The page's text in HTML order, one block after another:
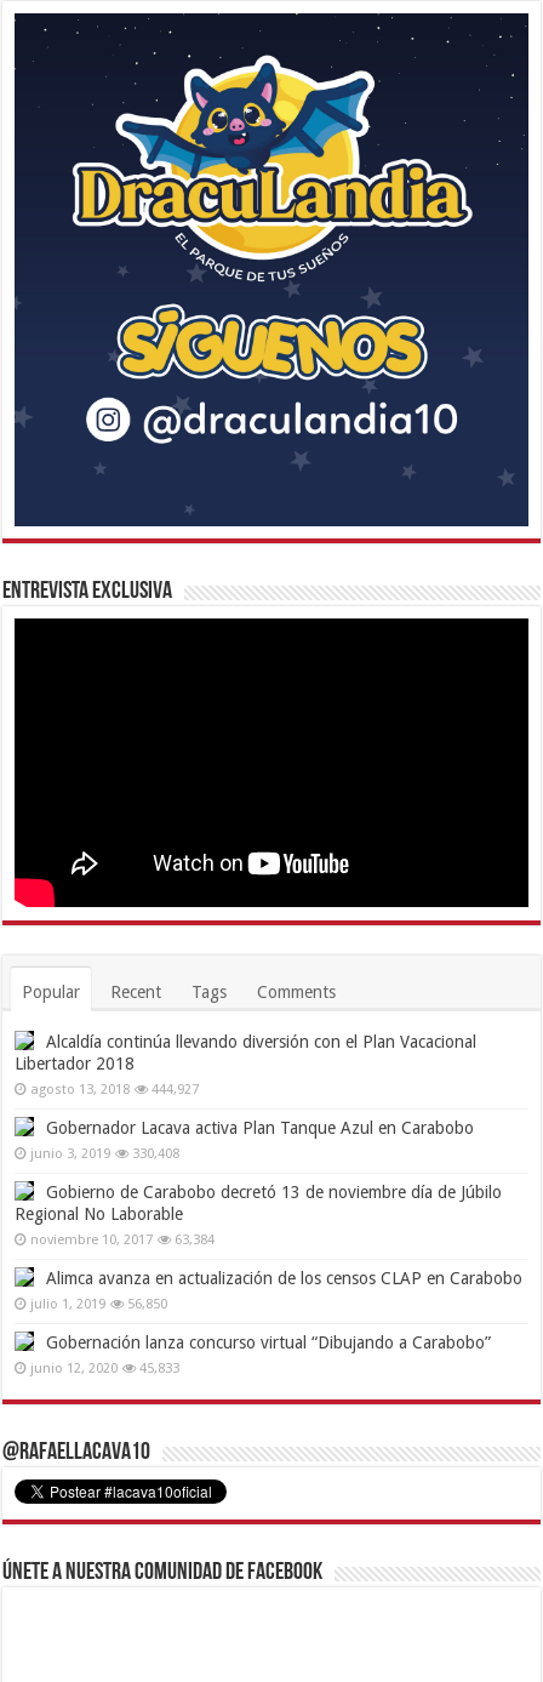
Entrevista Exclusiva
Popular Recent Tags Comments
Alcaldía continúa llevando diversión con el Plan Vacacional
Libertador 2018
agosto 13, 2018 444,927
Gobernador Lacava activa Plan Tanque Azul en Carabobo
junio 3, 2019 330,408
Gobierno de Carabobo decretó 13 de noviembre día de Júbilo
Regional No Laborable
noviembre 10, 2017 63,384
Alimca avanza en actualización de los censos CLAP en Carabobo
julio 1, 2019 56,850
Gobernación lanza concurso virtual “Dibujando a Carabobo”
junio 12, 2020 45,833
@RafaelLacava10
Únete a nuestra comunidad de Facebook